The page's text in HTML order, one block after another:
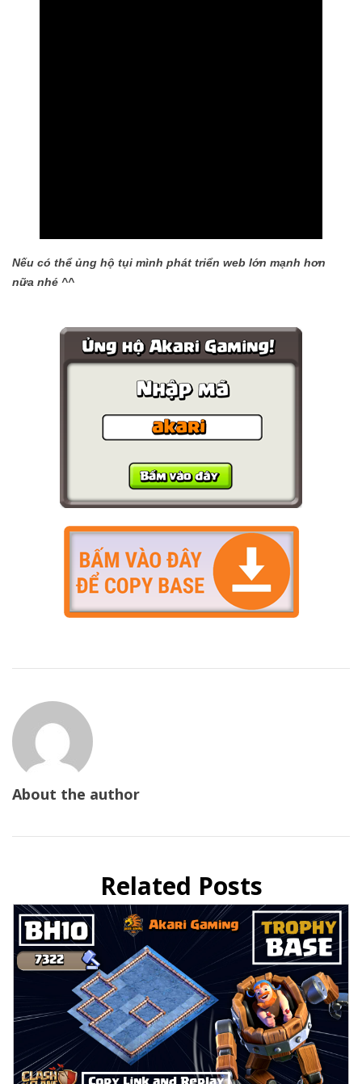
Nếu có thể ủng hộ tụi mình phát triển web lớn mạnh hơn
nữa nhé ^^
About the author
Related Posts